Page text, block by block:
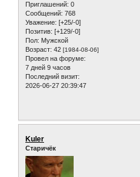
Приглашений: 0
Сообщений: 768
Уважение: [+25/-0]
Позитив: [+129/-0]
Пол: Мужской
Возраст: 42 [1984-08-06]
Провел на форуме:
7 дней 9 часов
Последний визит:
2026-06-27 20:39:47
Kuler
Старичёк